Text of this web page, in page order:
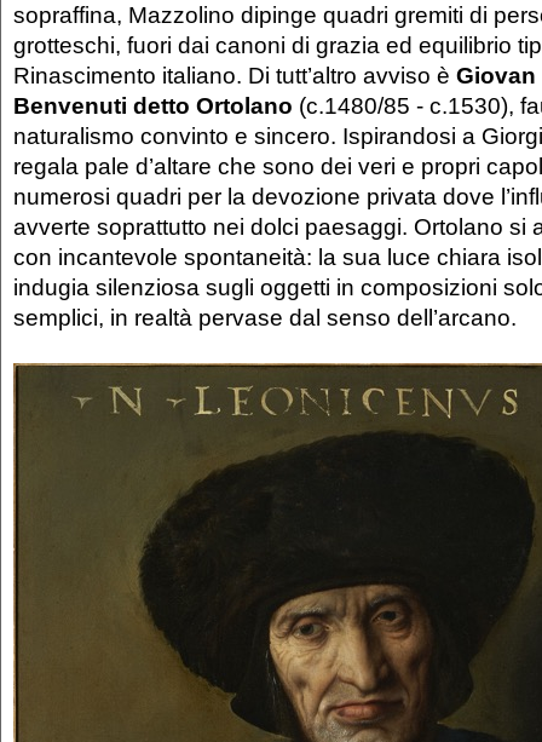
sopraffina, Mazzolino dipinge quadri gremiti di
grotteschi, fuori dai canoni di grazia ed equilibrio
Rinascimento italiano. Di tutt’altro avviso è Giovan
Benvenuti detto Ortolano (c.1480/85 - c.1530),
naturalismo convinto e sincero. Ispirandosi a
regala pale d’altare che sono dei veri e propri
numerosi quadri per la devozione privata dove
avverte soprattutto nei dolci paesaggi. Ortolano si
con incantevole spontaneità: la sua luce chiara
indugia silenziosa sugli oggetti in composizioni
semplici, in realtà pervase dal senso dell’arcano.